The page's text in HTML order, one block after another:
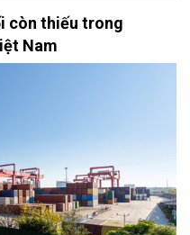
còn thiếu trong
Nam